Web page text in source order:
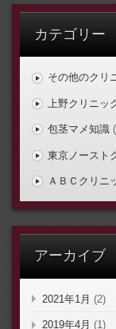
カテゴリー
その他のクリ
上野クリニッ
包茎マメ知識
東京ノースト
ＡＢＣクリニ
アーカイブ
2021年1月 (2)
2019年4月 (1)